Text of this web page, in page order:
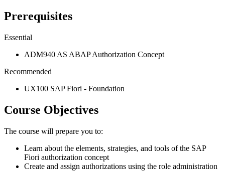
Prerequisites
Essential
ADM940 AS ABAP Authorization Concept
Recommended
UX100 SAP Fiori - Foundation
Course Objectives
The course will prepare you to:
Learn about the elements, strategies, and tools of the SAP
Fiori authorization concept
Create and assign authorizations using the role administration